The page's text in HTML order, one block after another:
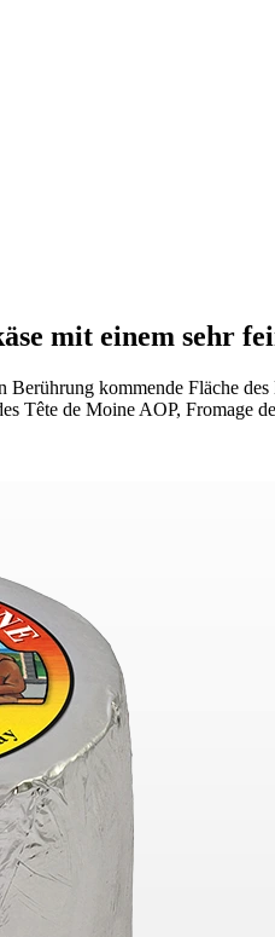
mit einem sehr
kommende Fläche
Tête de Moine AOP, Fromage